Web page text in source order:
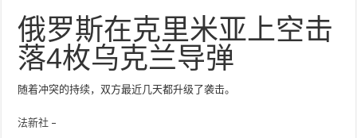
俄罗斯在克里米亚上空击
落4枚乌克兰导弹
随着冲突的持续，双方最近几天都升级了袭击。
法新社 –